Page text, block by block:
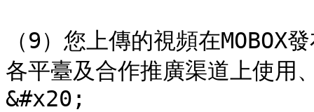
（9）您上傳的視頻在MOBOX
各平臺及合作推廣渠道上使用
&#x20;